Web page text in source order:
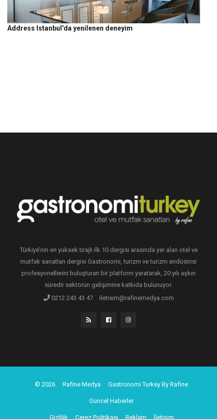
Address Istanbul'da yenilenen deneyim
Türkiye’nin en yüksek tirajlı ilk 10 dergisi arasında yer alan otel ve
mutfak sanatları dergisi Gastronomi, turizm ve turizm endüstrisi
profesyonellerini buluşturan bir platform yaratarak, 20 yılı aşkın
süredir sektörün gelişimine katkıda bulunuyor.
0212 243 43 47
iletisim@rafinemedya.com
© 2026 Rafine Medya Gastronomi Turkey By Rafine
Güncel Haberler
Gizlilik Çerez Politikası Reklam İletişim